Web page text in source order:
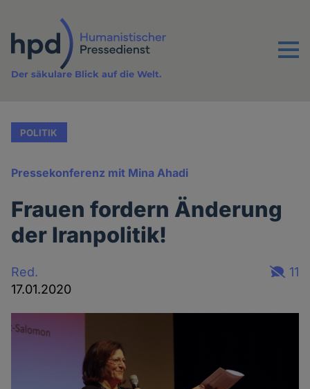
Inhalt
Menu
Der säkulare Blick auf die Welt.
POLITIK
Pressekonferenz mit Mina Ahadi
Frauen fordern Änderung
der Iranpolitik!
Red.
17.01.2020
11